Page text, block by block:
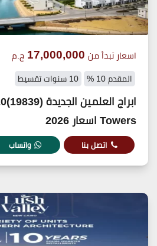
اسعار تبدأ من 17,000,000 ج.م
المقدم 10 % 10 سنوات تقسيط
Towers اسعار 2026
اتصل بنا واتساب